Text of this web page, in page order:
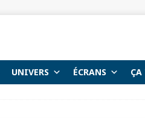
UNIVERS ÉCRANS ÇA